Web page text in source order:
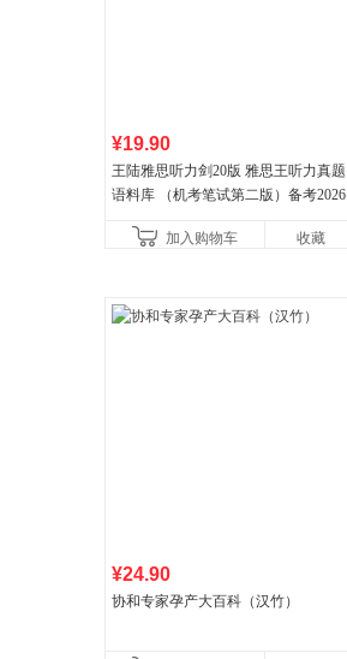
¥19.90
王陆雅思听力剑20版 雅思王听力真题
语料库 （机考笔试第二版）备考2026
新增在
加入购物车 收藏
¥24.90
协和专家孕产大百科（汉竹）